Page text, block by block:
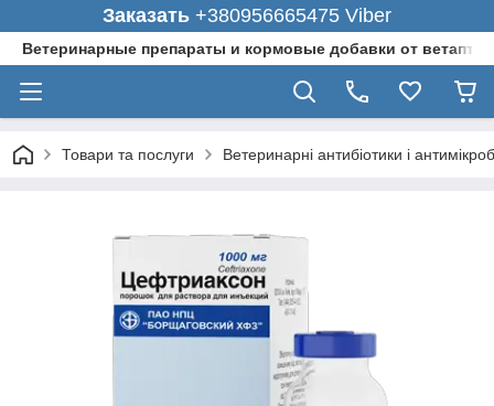
Заказать +380956665475 Viber
Ветеринарные препараты и кормовые добавки от
Товари та послуги Ветеринарні антибіотики і